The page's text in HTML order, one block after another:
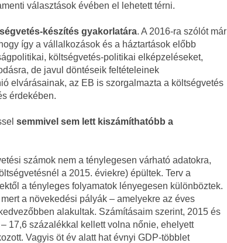
választások évében el lehetett térni.
készítés gyakorlatára. A 2016-ra szólót már
így a vállalkozások és a háztartások előbb
költségvetés-politikai elképzeléseket,
de javul döntéseik feltételeinek
elvárásainak, az EB is szorgalmazta a költségvetés
érdekében.
semmivel sem lett kiszámíthatóbb a
számok nem a ténylegesen várható adatokra,
a 2015. éviekre) épültek. Terv a
a tényleges folyamatok lényegesen különböztek.
a növekedési pályák – amelyekre az éves
alakultak. Számításaim szerint, 2015 és
17,6 százalékkal kellett volna nőnie, ehelyett
Vagyis öt év alatt hat évnyi GDP-többlet